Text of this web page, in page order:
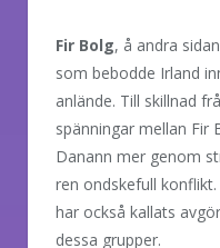
Fir Bolg, å andra
som bebodde Irland
anlände. Till skillnad
spänningar mellan Fir
Danann mer genom
ren ondskefull
har också kallats
dessa grupper.